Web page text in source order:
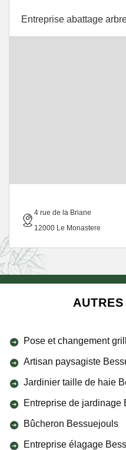
Entreprise abattage
4 rue de la Briane
12000 Le Monastere
Pose et changement
Artisan paysagiste
Jardinier taille de haie
Entreprise de jardinage
Bûcheron Bessuejouls
Entreprise élagage